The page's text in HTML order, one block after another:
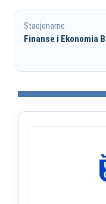
Stacjonarne
Finanse i Ekonomia